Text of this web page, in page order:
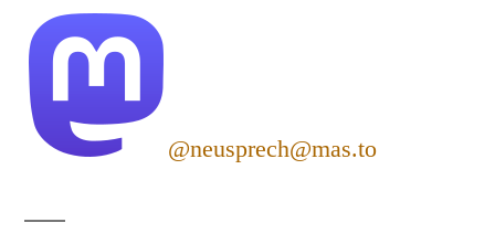
@neusprech@mas.to